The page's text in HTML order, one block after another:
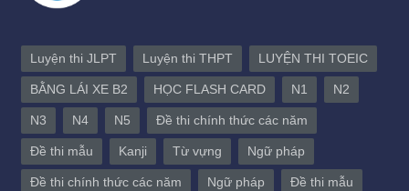
Luyện thi JLPT Luyện thi THPT LUYỆN THI TOEIC
BẰNG LÁI XE B2 HỌC FLASH CARD N1 N2
N3 N4 N5 Đề thi chính thức các năm
Đề thi mẫu Kanji Từ vựng Ngữ pháp
Đề thi chính thức các năm Ngữ pháp Đề thi mẫu